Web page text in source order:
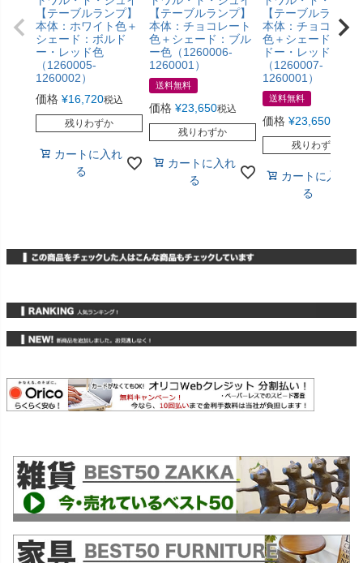
【テーブルランプ】
本体：ホワイト色＋
シェード：ボルド
ー・レッド色
（1260005-
1260002）
価格 ¥16,720税込
残りわずか
カートに入れ
る
【テーブルランプ】
本体：チョコレート
色＋シェード：ブル
ー色（1260006-
1260001）
送料無料
価格 ¥23,650税込
残りわずか
カートに入れ
る
【テーブルランプ
本体：チョコレー
色＋シェード：ボ
ドー・レッド色
（1260007-
1260001）
送料無料
価格 ¥23,650
残りわずか
カートに入れ
る